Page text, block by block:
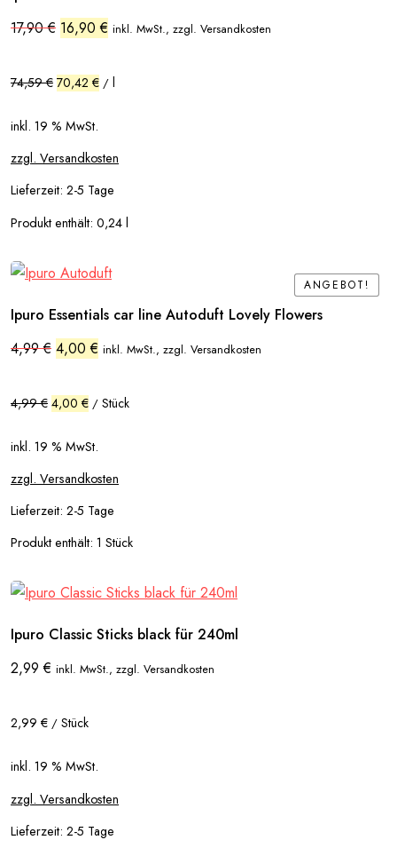
17,90€ Ursprünglicher
Preis
17,90 €
16,90€ Aktueller
Preis
inkl. MwSt., zzgl. Versandkosten
74,59€ 70,42 € / l
inkl. 19 % MwSt.
zzgl. Versandkosten
Lieferzeit: 2-5 Tage
Produkt enthält: 0,24 l
ANGEBOT!
ANGEBOT!
Ipuro Essentials car line Autoduft Lovely Flowers
4,99€ Ursprünglicher
Preis
4,00€ Aktueller
Preis
inkl. MwSt., zzgl. Versandkosten
4,99€ 4,00 € / Stück
inkl. 19 % MwSt.
zzgl. Versandkosten
Lieferzeit: 2-5 Tage
Produkt enthält: 1 Stück
Ipuro Classic Sticks black für 240ml
2,99€ inkl. MwSt., zzgl. Versandkosten
2,99 € / Stück
inkl. 19 % MwSt.
zzgl. Versandkosten
Lieferzeit: 2-5 Tage